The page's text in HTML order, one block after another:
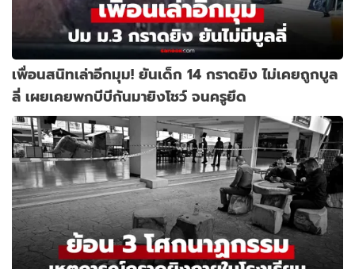
เพื่อนสนิทเล่าอีกมุม! ยันเด็ก 14 กราดยิง ไม่เคยถูกบูล
ลี่ เผยเคยพกบีบีกันมายิงโชว์ จนครูยึด